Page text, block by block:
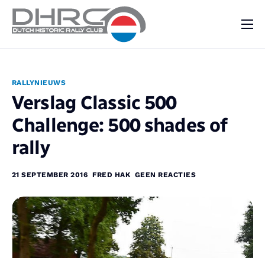
Vraag & Aanbod
Nieuws
Contact
RALLYNIEUWS
Verslag Classic 500
Challenge: 500 shades of
rally
21 SEPTEMBER 2016 FRED HAK GEEN REACTIES